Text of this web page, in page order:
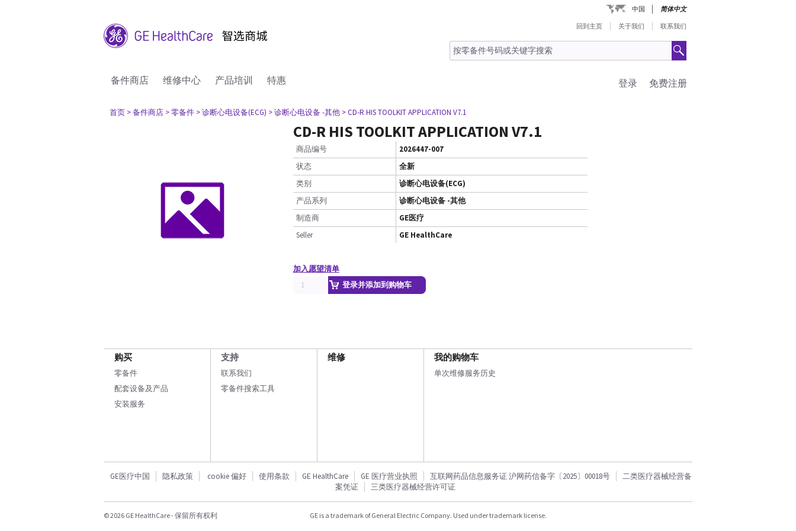
中国 简体中文
回到主页 关于我们 联系我们
备件商店 维修中心 产品培训 特惠 免费注册
登录
首页 > 备件商店 > 零备件 > 诊断心电设备(ECG) > 诊断心电设备 -其他 > CD-R HIS TOOLKIT APPLICATION V7.1
CD-R HIS TOOLKIT APPLICATION V7.1
商品编号
2026447-007
状态
全新
类别
诊断心电设备(ECG)
产品系列
诊断心电设备 -其他
制造商
GE医疗
Seller
GE HealthCare
加入愿望清单
登录并添加到购物车
购买
零备件
配套设备及产品
安装服务
支持
联系我们
零备件搜索工具
维修 我的购物车
单次维修服务历史
GE医疗中国 隐私政策 cookie 偏好 使用条款 GE HealthCare GE 医疗营业执照 互联网药品信息服务证 沪网药信备字〔2025〕00018号
二类医疗器械经营备
案凭证
三类医疗器械经营许可证
© 2026 GE HealthCare - 保留所有权利 GE is a trademark of General Electric Company. Used under trademark license.